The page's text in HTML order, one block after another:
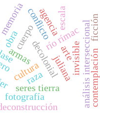
cuerpo
obra
armas
río rímac
seres tierra
decolonial
agencia análisis interseccional
juliana
raza contemplación
invisible
escala
memoria
cultura
fotografía
ficción
arte
conﬂicto